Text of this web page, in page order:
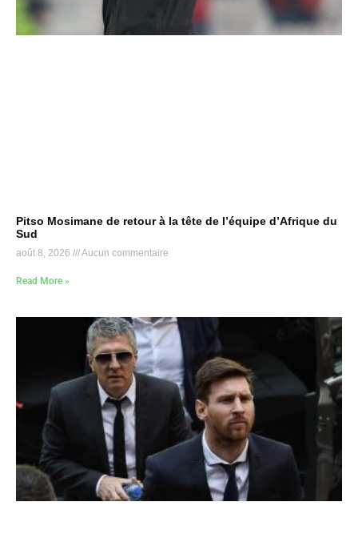
Pitso Mosimane de retour à la tête de l’équipe d’Afrique du
Sud
août 8, 2026 Aucun commentaire
Read More »